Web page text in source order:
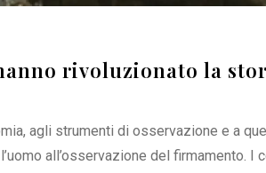
rivoluzionato la
agli strumenti di osservazione e a
all’osservazione del firmamento. I